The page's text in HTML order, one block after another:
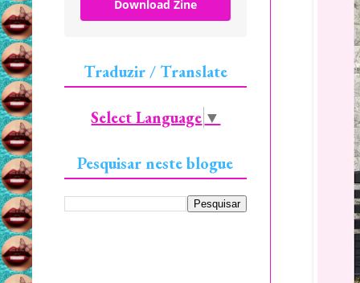
Download Zine
Traduzir / Translate
Select Language ▼
Pesquisar neste blogue